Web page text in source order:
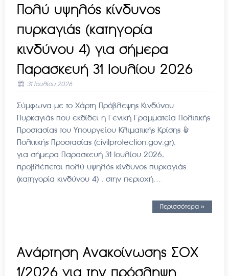
Πολύ υψηλός κίνδυνος
πυρκαγιάς (κατηγορία
κινδύνου 4) για σήμερα
Παρασκευή 31 Ιουλίου 2026
31 Ιουλίου 2026
Σύμφωνα με το Χάρτη Πρόβλεψης Κινδύνου
Πυρκαγιάς που εκδίδει η Γενική Γραμματεία Πολιτικής
Προστασίας του Υπουργείου Κλιματικής Κρίσης &
Πολιτικής Προστασίας (civilprotection.gov.gr),
για σήμερα Παρασκευή 31 Ιουλίου 2026,
προβλέπεται πολύ υψηλός κίνδυνος πυρκαγιάς
(κατηγορία κινδύνου 4) , στην περιοχή…
Περισσότερα »
Ανάρτηση Ανακοίνωσης ΣΟΧ
1/2026 για την πρόσληψη